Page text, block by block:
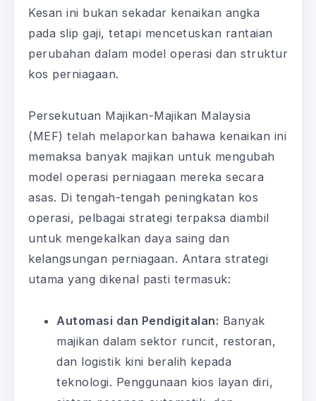
Kesan ini bukan sekadar kenaikan angka
pada slip gaji, tetapi mencetuskan rantaian
perubahan dalam model operasi dan struktur
kos perniagaan.
Persekutuan Majikan-Majikan Malaysia
(MEF) telah melaporkan bahawa kenaikan ini
memaksa banyak majikan untuk mengubah
model operasi perniagaan mereka secara
asas. Di tengah-tengah peningkatan kos
operasi, pelbagai strategi terpaksa diambil
untuk mengekalkan daya saing dan
kelangsungan perniagaan. Antara strategi
utama yang dikenal pasti termasuk:
Automasi dan Pendigitalan: Banyak
majikan dalam sektor runcit, restoran,
dan logistik kini beralih kepada
teknologi. Penggunaan kios layan diri,